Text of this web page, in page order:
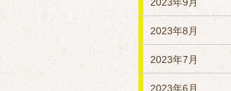
2023年8月
2023年7月
2023年6月